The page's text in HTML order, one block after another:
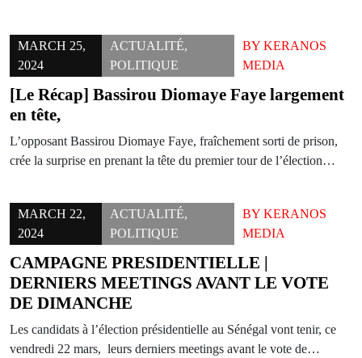
MARCH 25,
2024
ACTUALITÉ,
POLITIQUE
BYKERANOS
MEDIA
[Le Récap] Bassirou Diomaye Faye largement
en tête,
L’opposant Bassirou Diomaye Faye, fraîchement sorti de prison,
crée la surprise en prenant la tête du premier tour de l’élection…
MARCH 22,
2024
ACTUALITÉ,
POLITIQUE
BYKERANOS
MEDIA
CAMPAGNE PRESIDENTIELLE |
DERNIERS MEETINGS AVANT LE VOTE
DE DIMANCHE
Les candidats à l’élection présidentielle au Sénégal vont tenir, ce
vendredi 22 mars, leurs derniers meetings avant le vote de…